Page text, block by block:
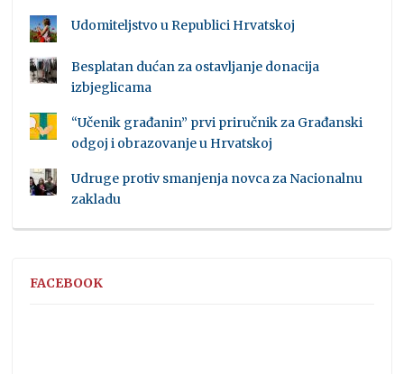
Udomiteljstvo u Republici Hrvatskoj
Besplatan dućan za ostavljanje donacija
izbjeglicama
“Učenik građanin” prvi priručnik za Građanski
odgoj i obrazovanje u Hrvatskoj
Udruge protiv smanjenja novca za Nacionalnu
zakladu
FACEBOOK